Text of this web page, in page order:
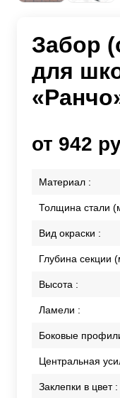
Забор
для
от 942
Материал :
Толщина стали
Вид окраски :
Глубина секции
Высота :
Ламели :
Боковые
Центральная
Заклепки в цвет :